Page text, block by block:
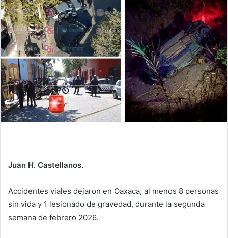
Juan H. Castellanos.
Accidentes viales dejaron en Oaxaca, al menos 8 personas
sin vida y 1 lesionado de gravedad, durante la segunda
semana de febrero 2026.